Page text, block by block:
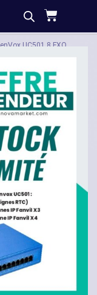
Caractéristiques
UC501 8 FXO